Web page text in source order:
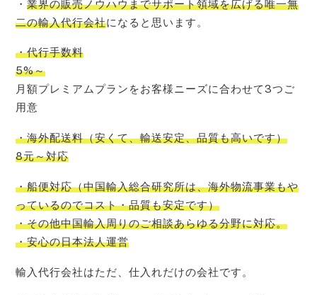
・業界の販売ノウハウまでサポート領域を広げる唯一無
二の輸入代行会社になると思います。
・代行手数料
5%～
月額プレミアムプランをお客様ニーズに合わせて3つご
用意
・海外配送料（安くて、輸送安定、品質も高いです）
8元～対応
・船便対応（中国輸入総合研究所は、海外物流事業もや
っているのでコスト・品質も安定です）
・その他中国輸入周りのご相談あらゆる分野に対応。
・安心の日本法人運営
輸入代行会社はただ、仕入れだけの会社です。